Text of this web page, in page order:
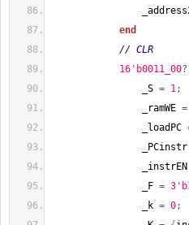
end
// CLR
16'b0011_00
_S = 1;
_ramWE =
_loadPC
_PCinstr
_instrEN
_F =
_k = 0;